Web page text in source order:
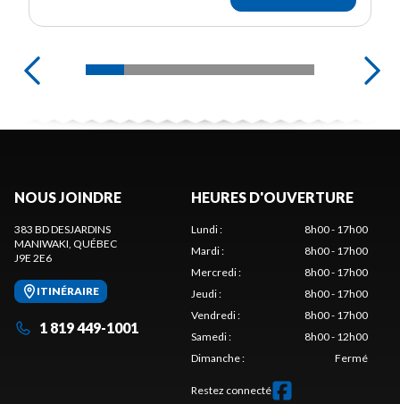
NOUS JOINDRE
383 BD DESJARDINS
MANIWAKI, QUÉBEC
J9E 2E6
ITINÉRAIRE
1 819 449-1001
HEURES D'OUVERTURE
Lundi:
8h00 - 17h00
Mardi:
8h00 - 17h00
Mercredi:
8h00 - 17h00
Jeudi:
8h00 - 17h00
Vendredi:
8h00 - 17h00
Samedi:
8h00 - 12h00
Dimanche: Fermé
Restez connecté